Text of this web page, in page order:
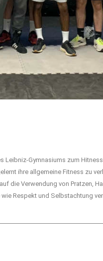
Gymnasiums zum
ihre allgemeine Fitness zu
die Verwendung von Pratzen,
Respekt und Selbstachtung